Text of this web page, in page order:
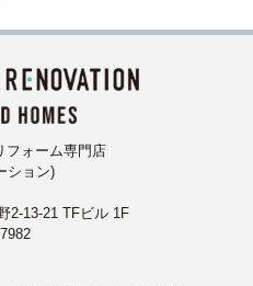
フォーム専門店
ション)
2-13-21 TFビル 1F